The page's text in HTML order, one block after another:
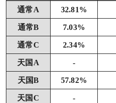
通常A 32.81%
通常B 7.03%
通常C 2.34%
天国A -
天国B 57.82%
天国C -